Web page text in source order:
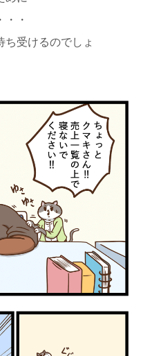
・
ち受けるのでしょ